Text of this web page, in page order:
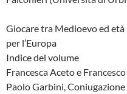
Giocare tra Medioevo ed
per l’Europa
Indice del volume
Francesca Aceto e
Paolo Garbini,